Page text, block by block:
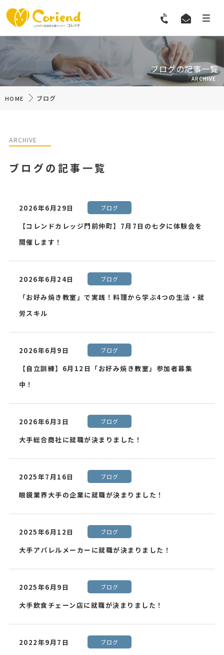
ブログの記事一覧
ARCHIVE
HOME ブログ
ブログの記事一覧
ARCHIVE
2026年6月29日 ブログ
【コレンドカレッジ門前仲町】7月7日の七夕に体験会を
開催します！
2026年6月24日 ブログ
「お好み焼き教室」で実践！料理から学ぶ4つの生活・就
労スキル
2026年6月9日 ブログ
【自立訓練】6月12日「お好み焼き教室」参加者募集
中！
2026年6月3日 ブログ
大手総合商社に就職が決まりました！
2025年7月16日 ブログ
眼鏡業界大手の企業に就職が決まりました！
2025年6月12日 ブログ
大手アパレルメーカーに就職が決まりました！
2025年6月9日 ブログ
大手飲食チェーン店に就職が決まりました！
2022年9月7日 ブログ